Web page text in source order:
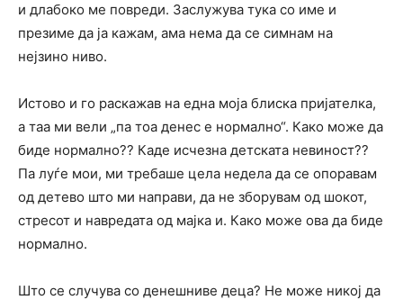
и длабоко ме повреди. Заслужува тука со име и
презиме да ја кажам, ама нема да се симнам на
нејзино ниво.
Истово и го раскажав на една моја блиска пријателка,
а таа ми вели „па тоа денес е нормално“. Како може да
биде нормално?? Каде исчезна детската невиност??
Па луѓе мои, ми требаше цела недела да се опоравам
од детево што ми направи, да не зборувам од шокот,
стресот и навредата од мајка и. Како може ова да биде
нормално.
Што се случува со денешниве деца? Не може никој да